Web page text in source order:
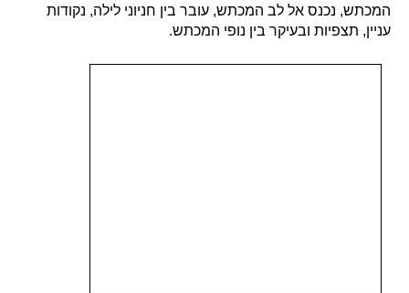
המכתש, נכנס אל לב המכתש, עובר בין חניוני לילה, נקודות
עניין, תצפיות ובעיקר בין נופי המכתש.